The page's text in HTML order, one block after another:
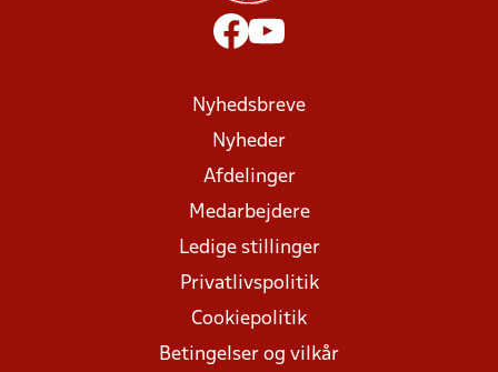
Nyhedsbreve
Nyheder
Afdelinger
Medarbejdere
Ledige stillinger
Privatlivspolitik
Cookiepolitik
Betingelser og vilkår